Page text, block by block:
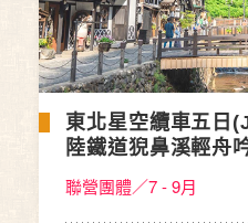
東北星空纜車五日
陸鐵道猊鼻溪輕舟
聯營團體／7 - 9月